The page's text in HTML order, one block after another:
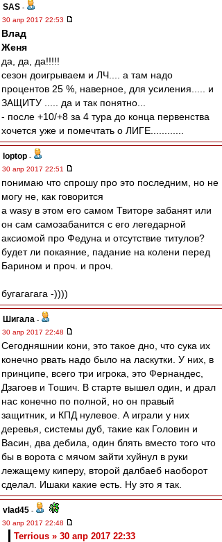
SAS -
30 апр 2017 22:53
Влад
Женя
да, да, да!!!!!
сезон доигрываем и ЛЧ.... а там надо
процентов 25 %, наверное, для усиления..... и
ЗАЩИТУ ..... да и так понятно...
- после +10/+8 за 4 тура до конца первенства
хочется уже и помечтать о ЛИГЕ............
loptop -
30 апр 2017 22:51
понимаю что спрошу про это последним, но не
могу не, как говорится
а wasy в этом его самом Твиторе забанят или
он сам самозабанится с его легедарной
аксиомой про Федуна и отсутствие титулов?
будет ли покаяние, падание на колени перед
Барином и проч. и проч.
бугагагага -))))
Шигала -
30 апр 2017 22:48
Сегодняшнии кони, это такое дно, что сука их
конечно рвать надо было на ласкутки. У них, в
принципе, всего три игрока, это Фернандес,
Дзагоев и Тошич. В старте вышел один, и драл
нас конечно по полной, но он правый
защитник, и КПД нулевое. А играли у них
деревья, системы дуб, такие как Головин и
Васин, два дебила, один блять вместо того что
бы в ворота с мячом зайти хуйнул в руки
лежащему киперу, второй далбаеб наоборот
сделал. Ишаки какие есть. Ну это я так.
vlad45 -
30 апр 2017 22:48
Terrious » 30 апр 2017 22:33